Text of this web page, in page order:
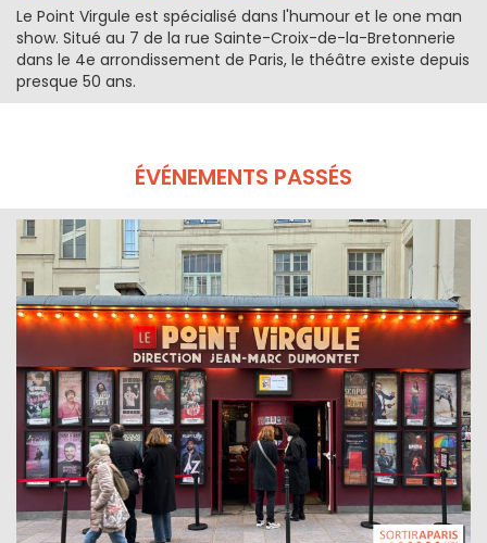
Le Point Virgule est spécialisé dans l'humour et le one man
show. Situé au 7 de la rue Sainte-Croix-de-la-Bretonnerie
dans le 4e arrondissement de Paris, le théâtre existe depuis
presque 50 ans.
ÉVÉNEMENTS PASSÉS